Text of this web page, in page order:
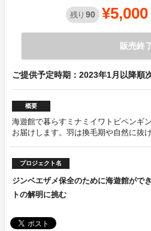
残り 90 ¥5,000
販売終
ご提供予定時期：2023年1月以降順
概要
海遊館で暮らすミナミイワトビペンギ
お届けします。羽は換毛期や自然に抜
プロジェクト名
ジンベエザメ保全のために海遊館がで
トの解明に挑む